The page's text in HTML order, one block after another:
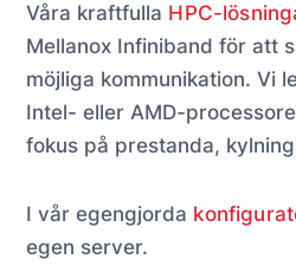
Våra kraftfulla HPC-
Mellanox Infiniband för att
möjliga kommunikation. Vi
Intel- eller AMD-
fokus på prestanda,
I vår egengjorda
egen server.